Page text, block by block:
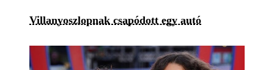
Villanyoszlopnak csapódott egy autó